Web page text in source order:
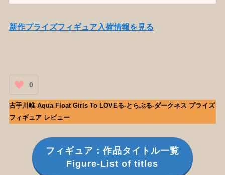
新作プライズフィギュア入荷情報を見る
0
古手川唯 Aqua Float Girls To LOVEる-とらぶる-ダークネス プライズ
フィギュア レビュー
フィギュア：作品タイトル一覧
Figure-List of titles